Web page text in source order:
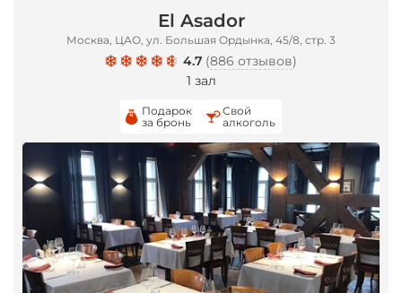
El Asador
Москва, ЦАО, ул. Большая Ордынка, 45/8, стр. 3
4.7 (886 отзывов)
1 зал
Подарок
за бронь
Свой
алкоголь